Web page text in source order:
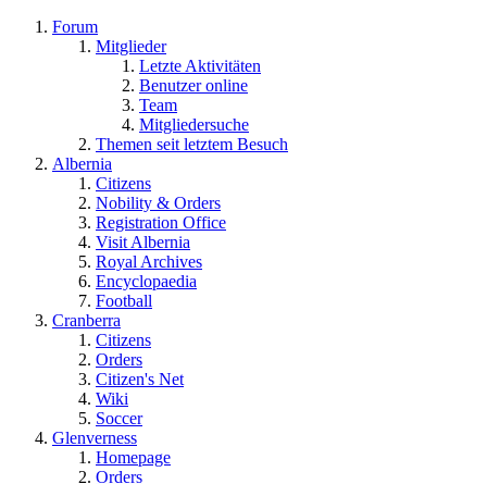
Forum
Mitglieder
Letzte Aktivitäten
Benutzer online
Team
Mitgliedersuche
Themen seit letztem Besuch
Albernia
Citizens
Nobility & Orders
Registration Office
Visit Albernia
Royal Archives
Encyclopaedia
Football
Cranberra
Citizens
Orders
Citizen's Net
Wiki
Soccer
Glenverness
Homepage
Orders